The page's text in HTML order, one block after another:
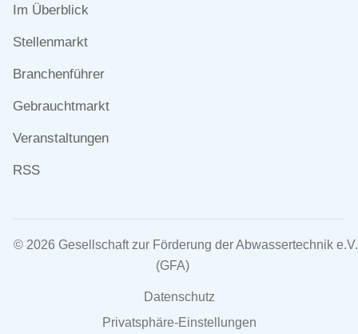
Navigation
Im Überblick
Stellenmarkt
Branchenführer
Gebrauchtmarkt
Veranstaltungen
RSS
© 2026 Gesellschaft zur Förderung der Abwassertechnik e.V.
(GFA)
Navigation
überspringen
Datenschutz
Privatsphäre-Einstellungen